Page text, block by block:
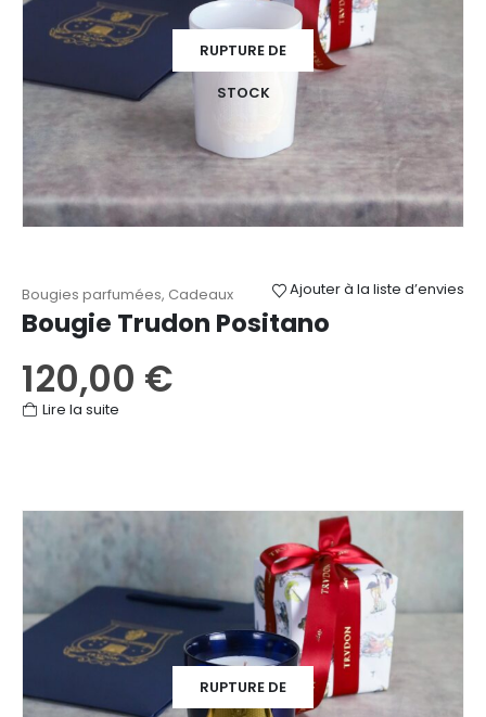
RUPTURE DE
STOCK
Ajouter à la liste d’envies
Bougies parfumées, Cadeaux
Bougie Trudon Positano
120,00 €
Lire la suite
RUPTURE DE